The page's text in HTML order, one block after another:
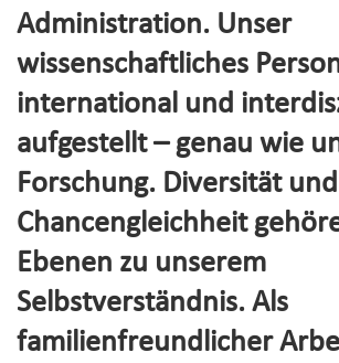
Administration. Unser
wissenschaftliches
international und
aufgestellt – genau wie
Forschung. Diversität und
Chancengleichheit
Ebenen zu unserem
Selbstverständnis. Als
familienfreundlicher